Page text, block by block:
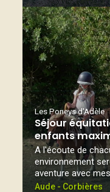
Les Poneys d'Adèle
Séjour
enfants
A l'écoute de
environnement
aventure avec
Aude - Corbières